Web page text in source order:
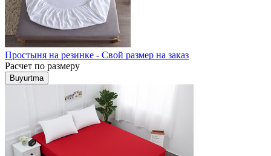
Простыня на резинке - Свой размер на заказ
Расчет по размеру
Buyurtma